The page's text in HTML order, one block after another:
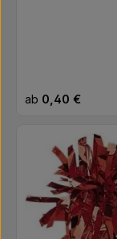
Regulärer Preis:
ab 0,40 €